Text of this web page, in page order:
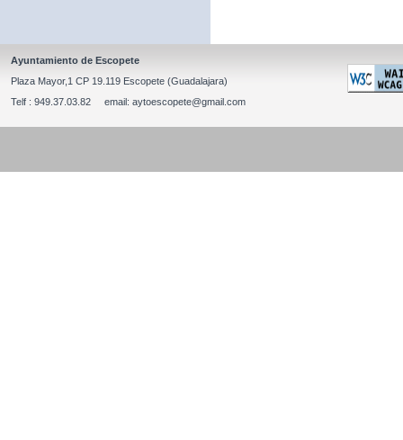
Ayuntamiento de Escopete
Plaza Mayor,1 CP 19.119 Escopete (Guadalajara)
Telf : 949.37.03.82 email: aytoescopete@gmail.com